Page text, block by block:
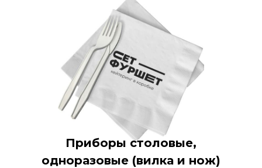
Приборы столовые,
одноразовые (вилка и нож)